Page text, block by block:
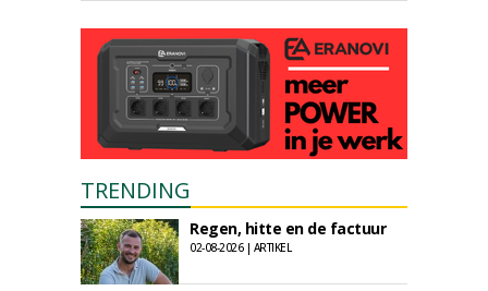
TRENDING
Regen, hitte en de factuur
02-08-2026 | ARTIKEL